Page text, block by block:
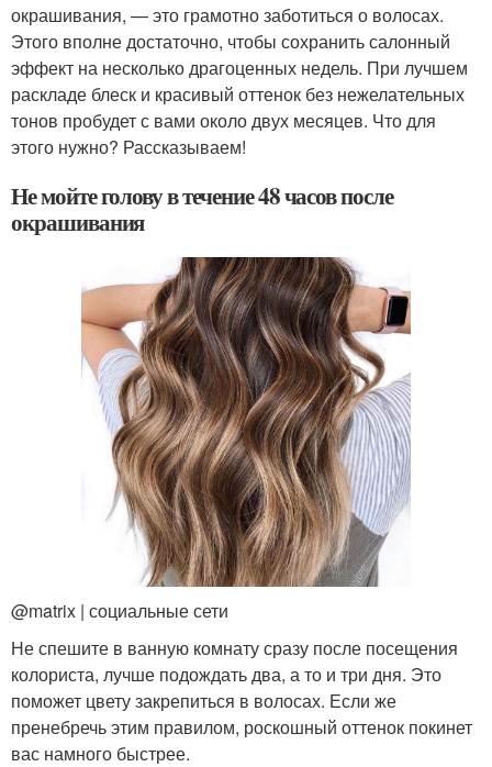
окрашивания, — это грамотно заботиться о волосах.
Этого вполне достаточно, чтобы сохранить салонный
эффект на несколько драгоценных недель. При лучшем
раскладе блеск и красивый оттенок без нежелательных
тонов пробудет с вами около двух месяцев. Что для
этого нужно? Рассказываем!
Не мойте голову в течение 48 часов после
окрашивания
@matrix | социальные сети
Не спешите в ванную комнату сразу после посещения
колориста, лучше подождать два, а то и три дня. Это
поможет цвету закрепиться в волосах. Если же
пренебречь этим правилом, роскошный оттенок покинет
вас намного быстрее.